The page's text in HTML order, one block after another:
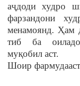
аҷдоди худро
фарзандони
менамоянд. Ҳам
тиб ба
муқобил аст.
Шоир